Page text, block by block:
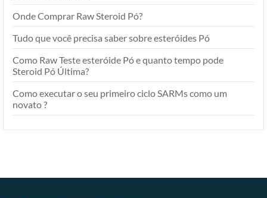
Onde Comprar Raw Steroid Pó?
Tudo que você precisa saber sobre esteróides Pó
Como Raw Teste esteróide Pó e quanto tempo pode
Steroid Pó Última?
Como executar o seu primeiro ciclo SARMs como um
novato ?